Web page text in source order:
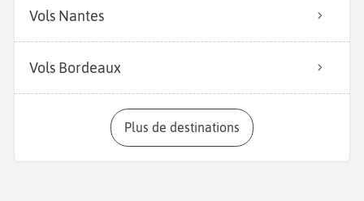
Vols Nantes
Vols Bordeaux
Plus de destinations